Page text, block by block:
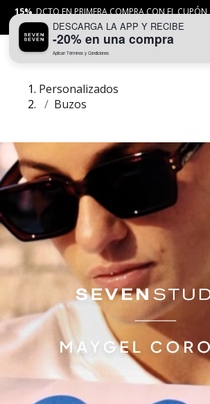
15% DCTO EN PRIMERA COMPRA CON EL CUPÓN
APLICANTYC
Personalizados
Buzos
DESCARGA LA APP Y RECIBE
-20% en una compra
Aplican Términos y Condiciones